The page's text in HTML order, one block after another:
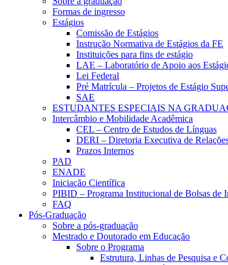
Formas de ingresso
Estágios
Comissão de Estágios
Instrução Normativa de Estágios da FE
Instituições para fins de estágio
LAE – Laboratório de Apoio aos
Lei Federal
Pré Matrícula – Projetos de Estágio
SAE
ESTUDANTES ESPECIAIS NA
Intercâmbio e Mobilidade Acadêmica
CEL – Centro de Estudos de Línguas
DERI – Diretoria Executiva de
Prazos Internos
PAD
ENADE
Iniciação Científica
PIBID – Programa Institucional de Bolsas de
FAQ
Pós-Graduação
Sobre a pós-graduação
Mestrado e Doutorado em Educação
Sobre o Programa
Estrutura, Linhas de Pesquisa e